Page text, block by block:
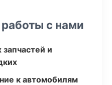
с нами
и
к автомобилям